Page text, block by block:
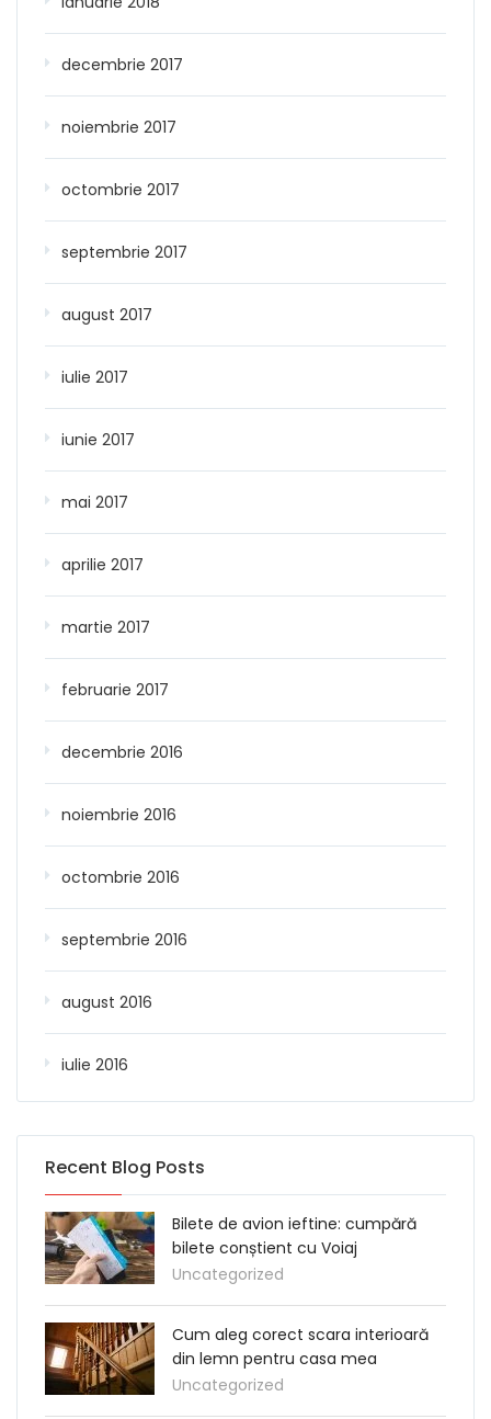
decembrie 2017
noiembrie 2017
octombrie 2017
septembrie 2017
august 2017
iulie 2017
iunie 2017
mai 2017
aprilie 2017
martie 2017
februarie 2017
decembrie 2016
noiembrie 2016
octombrie 2016
septembrie 2016
august 2016
iulie 2016
Recent Blog Posts
Bilete de avion ieftine: cumpără
bilete conștient cu Voiaj
Uncategorized
Cum aleg corect scara interioară
din lemn pentru casa mea
Uncategorized